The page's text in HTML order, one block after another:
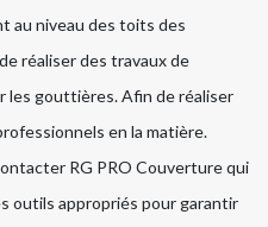
au niveau des toits des
réaliser des travaux de
les gouttières. Afin de réaliser
en la matière.
RG PRO Couverture qui
outils appropriés pour garantir